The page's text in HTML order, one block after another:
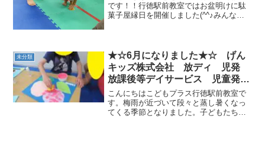
です！！行徳駅前教室ではお盆明けに駄
菓子屋縁日を開催しました(^^♪みんな大
て集めると１００円...
未分類
★☆6月になりました★☆ げん
キッズ株式会社 放ディ 児発
放課後等デイサービス 児童発達
支援事業 無料送迎 発達障害
運動療育 行徳 行徳駅前 南行
徳 妙典 市川市 江戸川区
こんにちはこどもプラス行徳駅前教室で
す。梅雨が近づいて段々と蒸し暑くなっ
てくる季節となりました。子どもたちは